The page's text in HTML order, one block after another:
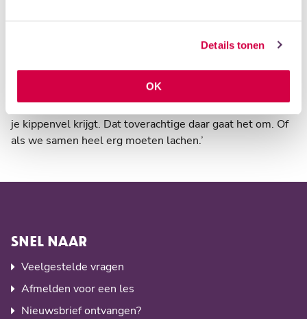
Details tonen
OK
geval helpen herinneren, het is net als tandenpoetsen,
GELUKSMOMENTJES…
‘Als we opeens echt muziek maken, buiten het
metronomische om, als de timing en klankkleur zo is dat
je kippenvel krijgt. Dat toverachtige daar gaat het om. Of
als we samen heel erg moeten lachen.’
SNEL NAAR
Veelgestelde vragen
Afmelden voor een les
Nieuwsbrief ontvangen?